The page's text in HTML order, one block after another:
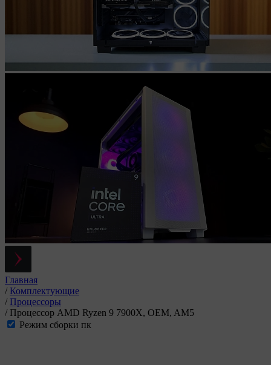
Главная
/ Комплектующие
/ Процессоры
/ Процессор AMD Ryzen 9 7900X, OEM, AM5
Режим сборки пк